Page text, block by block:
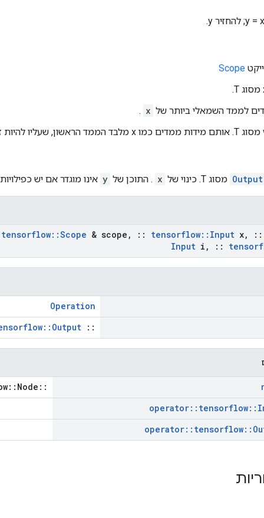
Scope
מסוג T.
x
.
מסוג T. אותם מידות ממדים כמו x מלבד הממד הראשון, שעליו להיות זהה לגודל i.
Output מסוג T. כינוי של x . התוכן של y אינו מוגדר אם יש
tensorflow::Scope & scope , :: tensorflow:: Input x, ::
Input i , ::
Operation
::
::tensorflow::Node *
operator:: tensorflow::
operator:: tensorflow::